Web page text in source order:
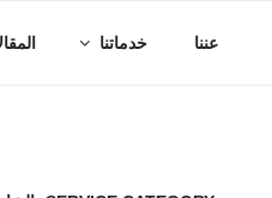
عننا خدماتنا